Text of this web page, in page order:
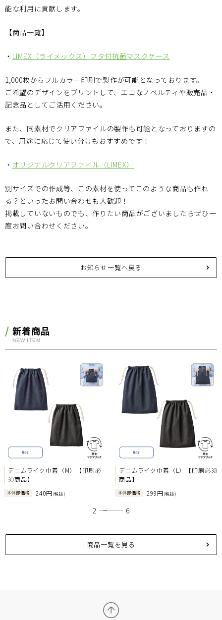
能な利用に貢献します。
【商品一覧】
・ LIMEX（ライメックス）フタ付抗菌マスクケース
1,000枚からフルカラー印刷で製作が可能となっております。
ご希望のデザインをプリントして、エコなノベルティや販売品・
記念品としてご活用ください。
また、同素材でクリアファイルの製作も可能となっておりますの
で、用途に応じて使い分けもおすすめです！
・ オリジナルクリアファイル（LIMEX）
別サイズでの作成等、この素材を使ってこのような商品も作れ
る？といったお問い合わせも大歓迎！
掲載していないものでも、作りたい商品がございましたらぜひ一
度お問い合わせください。
お知らせ一覧へ戻る
新着商品
NEW ITEM
Previous
デニムライク巾着（M）【印刷必
須商品】
本体卸価格 240円(税抜)
デニムライク巾着（L）【印刷必須
商品】
本体卸価格 299円(税抜)
Next
6
商品一覧を見る